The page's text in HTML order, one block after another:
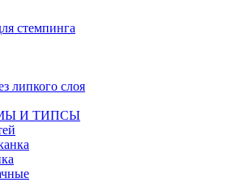
стемпинга
липкого слоя
И ТИПСЫ